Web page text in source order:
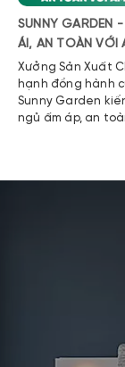
SUNNY GARDEN
ÁI, AN TOÀN VỚI
Xưởng Sản Xuất
hạnh đồng hành
Sunny Garden
ngủ ấm áp, an